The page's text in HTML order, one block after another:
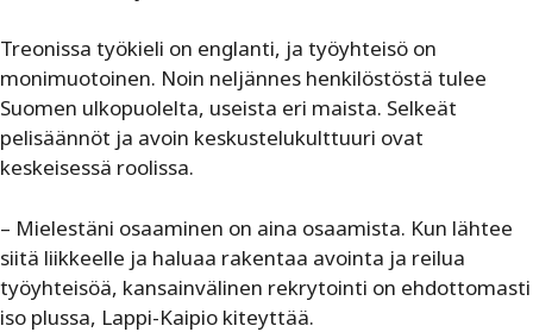
Treonissa työkieli on englanti, ja työyhteisö on
monimuotoinen. Noin neljännes henkilöstöstä tulee
Suomen ulkopuolelta, useista eri maista. Selkeät
pelisäännöt ja avoin keskustelukulttuuri ovat
keskeisessä roolissa.
– Mielestäni osaaminen on aina osaamista. Kun lähtee
siitä liikkeelle ja haluaa rakentaa avointa ja reilua
työyhteisöä, kansainvälinen rekrytointi on ehdottomasti
iso plussa, Lappi-Kaipio kiteyttää.